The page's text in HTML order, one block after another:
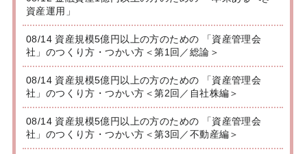
資産運用」
08/14 資産規模5億円以上の方のための 「資産管理会
社」のつくり方・つかい方＜第1回／総論＞
08/14 資産規模5億円以上の方のための 「資産管理会
社」のつくり方・つかい方＜第2回／自社株編＞
08/14 資産規模5億円以上の方のための 「資産管理会
社」のつくり方・つかい方＜第3回／不動産編＞